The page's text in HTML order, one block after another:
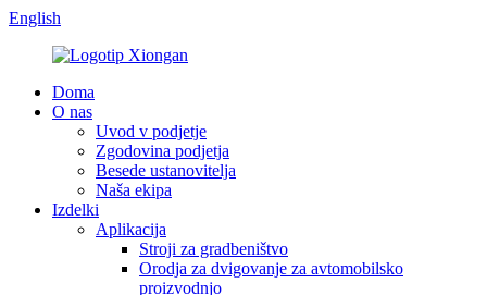
English
Doma
O nas
Uvod v podjetje
Zgodovina podjetja
Besede ustanovitelja
Naša ekipa
Izdelki
Aplikacija
Stroji za gradbeništvo
Orodja za dvigovanje za avtomobilsko
proizvodnjo